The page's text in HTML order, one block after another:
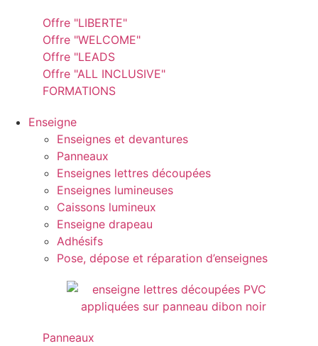
Offre "LIBERTE"
Offre "WELCOME"
Offre "LEADS
Offre "ALL INCLUSIVE"
FORMATIONS
Enseigne
Enseignes et devantures
Panneaux
Enseignes lettres découpées
Enseignes lumineuses
Caissons lumineux
Enseigne drapeau
Adhésifs
Pose, dépose et réparation d’enseignes
Panneaux